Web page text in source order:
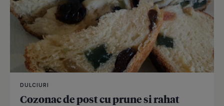
DULCIURI
Cozonac de post cu prune si rahat